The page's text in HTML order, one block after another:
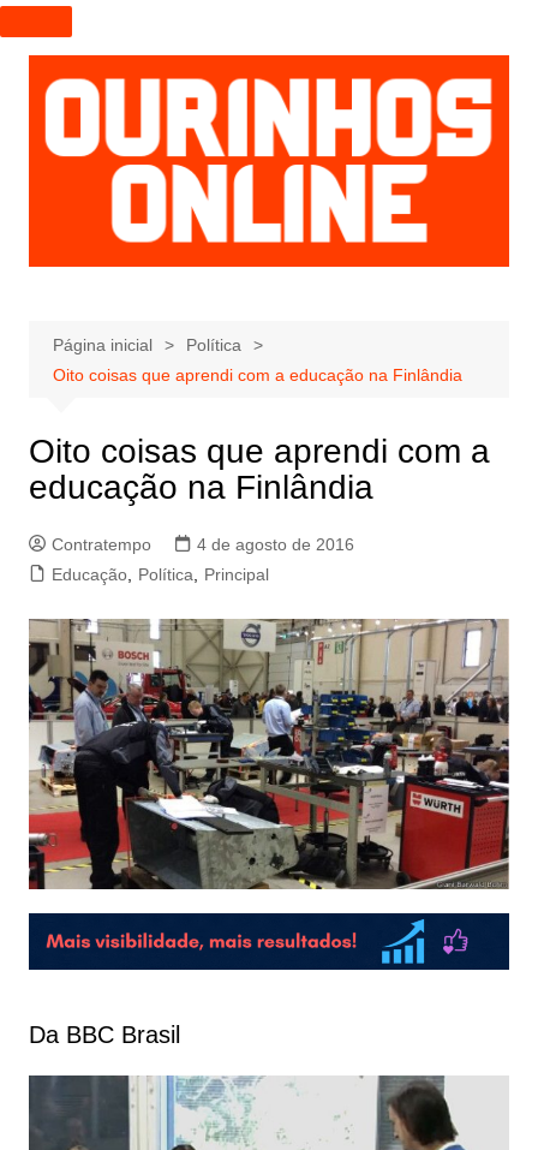
I
r
p
a
r
a
e
ú
Página inicial
Política
Oito coisas que aprendi com a educação na Finlândia
Oito coisas que aprendi com a
educação na Finlândia
Contratempo
4 de agosto de 2016
Educação, Política Principal
Da BBC Brasil